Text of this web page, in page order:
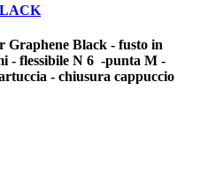
Graphene Black - fusto in
- flessibile N 6 -punta M -
- chiusura cappuccio